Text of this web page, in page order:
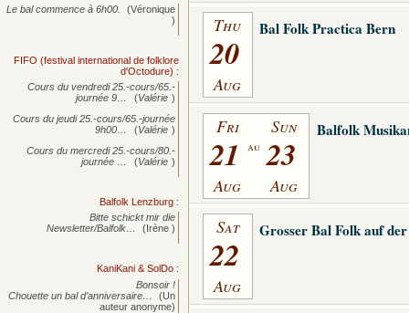
Thu
20
Aug
Bal Folk Practica Bern
Fri
21
Aug
au
Sun
23
Aug
Balfolk
Sat
22
Aug
Grosser Bal Folk auf
Le bal commence à 6h00.
(Véronique
)
FIFO (festival international de folklore
d'Octodure) :
Cours du vendredi 25.-cours/65.-
journée 9… (Valérie )
Cours du jeudi 25.-cours/65.-journée
9h00…
(Valérie )
Cours du mercredi 25.-cours/80.-
journée … (Valérie )
Balfolk Lenzburg :
Bitte schickt mir die
Newsletter/Balfolk…
(Irène )
KaniKani & SolDo :
Bonsoir !
Chouette un bal d’anniversaire…
(Un
auteur anonyme)